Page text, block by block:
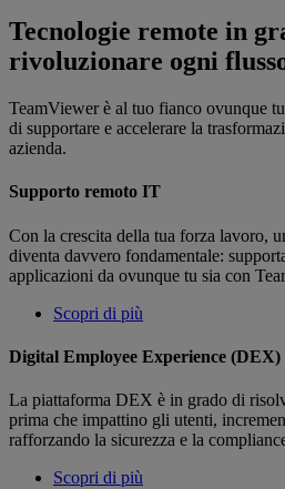
Tecnologie remote in
rivoluzionare ogni
TeamViewer è al tuo fianco ovunque
di supportare e accelerare la
azienda.
Supporto remoto IT
Con la crescita della tua forza lavoro,
diventa davvero fondamentale:
applicazioni da ovunque tu sia con
Scopri di più
Digital Employee Experience (DEX)
La piattaforma DEX è in grado di
prima che impattino gli utenti,
rafforzando la sicurezza e la
Scopri di più